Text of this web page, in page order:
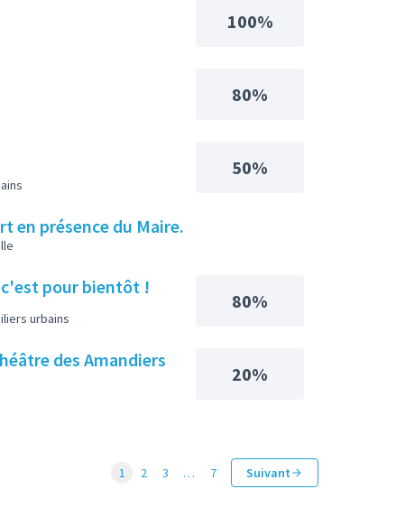
100%
80%
50%
en présence du Maire.
pour bientôt !
urbains
80%
des Amandiers
20%
1 2 3 … 7 Suivant